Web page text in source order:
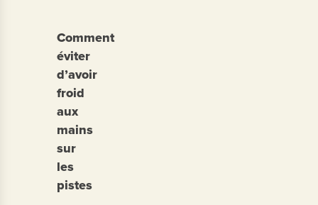
Comment
éviter
d’avoir
froid
aux
mains
sur
les
pistes